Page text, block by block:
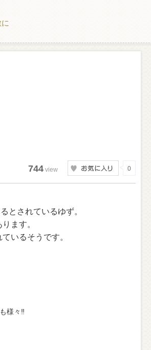
744 view 0
とされているゆず。
ます。
いるそうです。
様々‼︎